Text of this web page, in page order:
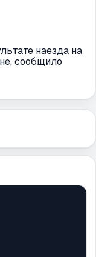
наезда на
сообщило